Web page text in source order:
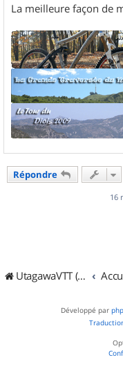
La meilleure façon de
Répondre
16
UtagawaVTT (Randos VTT et VTTAE avec traces GPS)
Développé par